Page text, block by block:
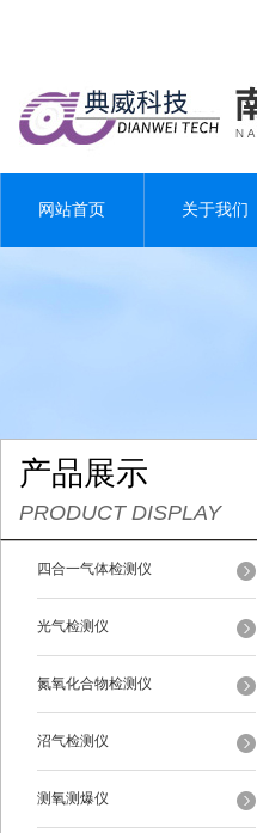
网站首页 关于我们
产品展示
PRODUCT DISPLAY
四合一气体检测仪
光气检测仪
氮氧化合物检测仪
沼气检测仪
测氧测爆仪